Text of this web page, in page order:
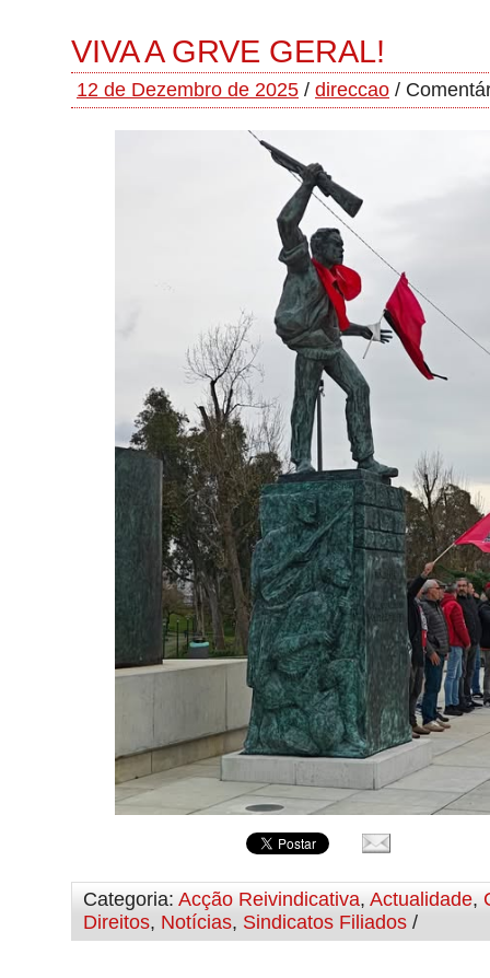
VIVA A GRVE GERAL!
12 de Dezembro de 2025 / direccao /
Categoria: Acção Reivindicativa, Actualidade,
Direitos, Notícias, Sindicatos Filiados /